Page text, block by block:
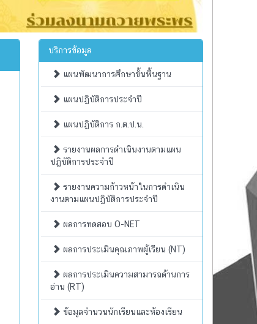
บริการข้อมูล
แผนพัฒนาการศึกษาขั้นพื้นฐาน
แผนปฏิบัติการประจำปี
แผนปฏิบัติการ ก.ต.ป.น.
รายงานผลการดำเนินงานตามแผน
ปฏิบัติการประจำปี
รายงานความก้าวหน้าในการดำเนิน
งานตามแผนปฏิบัติการประจำปี
ผลการทดสอบ O-NET
ผลการประเมินคุณภาพผู้เรียน (NT)
ผลการประเมินความสามารถด้านการ
อ่าน (RT)
ข้อมูลจำนวนนักเรียนและห้องเรียน